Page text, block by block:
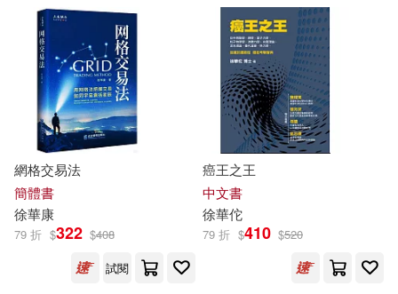
丁丹，況學偉，尹曉飛，徐華正(1)
初曉波(1) 劉丁柔，隋加平(1)
劉固盛(1)
印曉星，徐華娥（主編）(1)
吳佩芳(1) 吳幸娟(1)
二十張出版(4)
北京大學出版社(4)
同濟大學出版社(4)
天津人民美術出版社(4)
淳貿(4)
上海交通大學出版社(3)
其他 (可複選)
現在可購買商品(17)
作者/演唱/譯/編/繪(269)
價格
網格交易法
簡體書
徐華康
79 折 $322 $408
試閱
癌王之王
中文書
徐華佗
79 折 $410 $520